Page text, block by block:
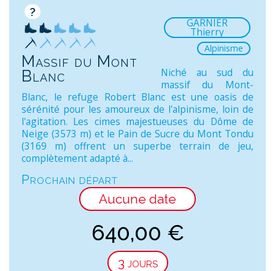
?
Massif du Mont
Blanc
GARNIER
Thierry
Alpinisme
Niché au sud du
massif du Mont-
Blanc, le refuge Robert Blanc est une oasis de
sérénité pour les amoureux de l'alpinisme, loin de
l'agitation. Les cimes majestueuses du Dôme de
Neige (3573 m) et le Pain de Sucre du Mont Tondu
(3169 m) offrent un superbe terrain de jeu,
complètement adapté à...
Prochain départ
Aucune date
640,00 €
3 jours